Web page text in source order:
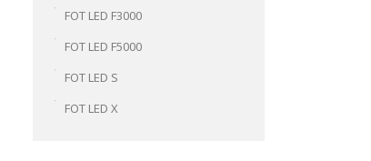
FOT LED F3000
FOT LED F5000
FOT LED S
FOT LED X